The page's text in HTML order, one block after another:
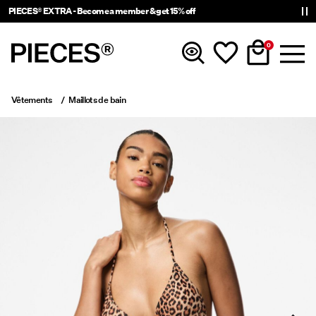
PIECES® EXTRA - Become a member & get 15% off
0
Nouveautés
Vêtements
Accessories
Tendance
Shop The Look
Vêtements Maillots de bain